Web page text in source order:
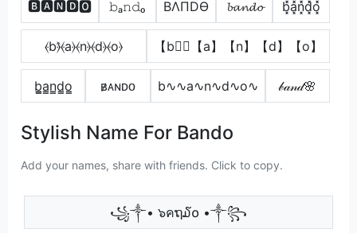
🅱🅰🅽🅳🅾 𝚋ₐ𝚗𝚍ₒ BΛПDӨ 𝓫𝓪𝓷𝓭𝓸 b͓̽a͓̽n͓̽d͓̽o͓̽
⦑b⦒̂⦑a⦒⦑n⦒⦑d⦒⦑o⦒ 【b】⃣【a】【n】【d】【o】
b̳̲a̳n̳d̳o̳ ʙ̷ᴀɴᴅᴏ b∿∿a∿n∿d∿o∿ 𝒷𝒶𝓃𝒹🌸
Stylish Name For Bando
Add your names, share with friends. Click to copy.
꧁༒• ๖คຖ໓໐ •༒꧂